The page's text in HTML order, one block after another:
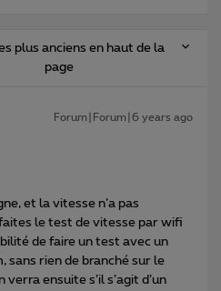
plus anciens en haut de la
page
Forum|Forum|6 years ago
et la vitesse n’a pas
le test de vitesse par wifi
de faire un test avec un
sans rien de branché sur le
ensuite s’il s’agit d’un